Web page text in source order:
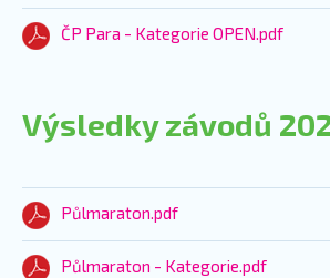
ČP Para - Kategorie OPEN.pdf
Výsledky závodů
Půlmaraton.pdf
Půlmaraton - Kategorie.pdf